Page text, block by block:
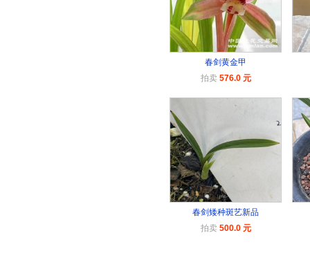
春剑黄金甲
拍卖 576.0 元
春剑矮种斑艺新品
拍卖 500.0 元